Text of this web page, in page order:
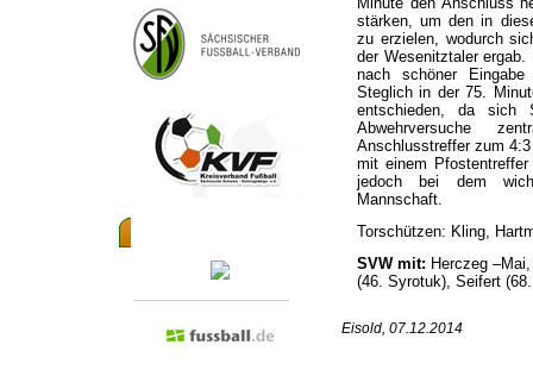
stärken, um den in
zu erzielen, wodurch
der Wesenitztaler
nach schöner
Steglich in der 75.
entschieden, da sich
Abwehrversuche
Anschlusstreffer zum
mit einem
jedoch bei dem
Mannschaft.
Torschützen: Kling,
SVW mit: Herczeg
(46. Syrotuk), Seifert
Eisold, 07.12.2014